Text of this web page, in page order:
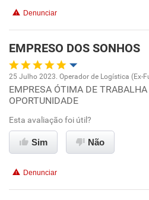
Recomenda esta empresa
Recomenda a diretoria
Denunciar
EMPRESO DOS SONHOS
Oportunidade de promoção
Ambiente de trabalho
Conciliação com a vida familiar
25 Julho 2023. Operador de Logística (Ex-
EMPRESA ÓTIMA DE TRABALHA
OPORTUNIDADE
Esta avaliação foi útil?
Sim Não
Denunciar